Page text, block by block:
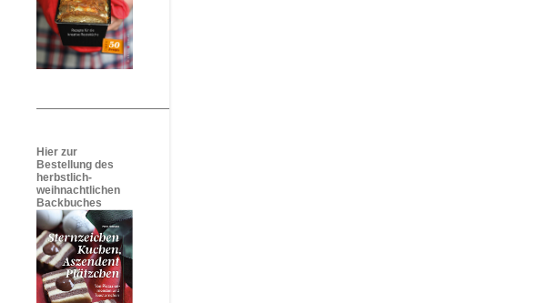
Hier zur
Bestellung des
herbstlich-
weihnachtlichen
Backbuches